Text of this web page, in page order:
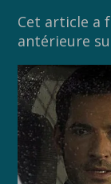
Cet article a
antérieure